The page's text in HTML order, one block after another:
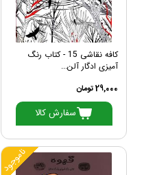
کافه نقاشی 15 - کتاب رنگ
آمیزی ادگار آلن...
29,000 تومان
سفارش کالا
ناموجود